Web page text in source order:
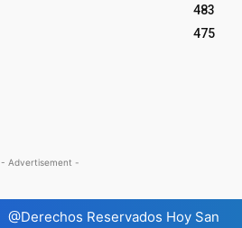
483
475
- Advertisement -
@Derechos Reservados Hoy San